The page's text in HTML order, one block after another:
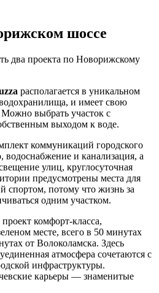
шоссе
два проекта по Новорижскому
располагается в уникальном
и имеет свою
выбрать участок с
выходом к воде.
коммуникаций городского
водоснабжение и канализация, а
улиц, круглосуточная
предусмотрены места для
спортом, потому что жизнь за
одним участком.
комфорт-класса,
месте, всего в 50 минутах
от Волоколамска. Здесь
атмосфера сочетаются с
инфраструктуры.
карьеры — знаменитые